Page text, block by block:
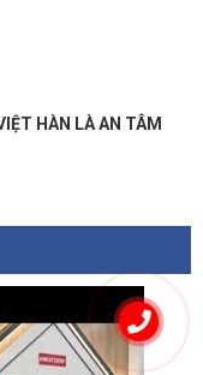
HÀN LÀ AN TÂM